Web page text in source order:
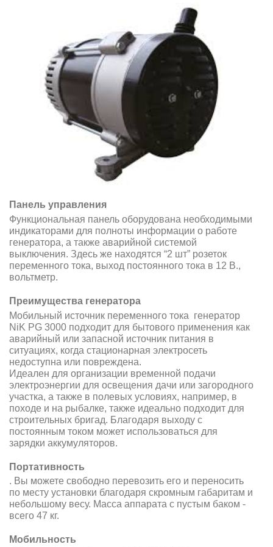
Панель управления
Функциональная панель оборудована необходимыми
индикаторами для полноты информации о работе
генератора, а также аварийной системой
выключения. Здесь же находятся “2 шт” розеток
переменного тока, выход постоянного тока в 12 В.,
вольтметр.
Преимущества генератора
Мобильный источник переменного тока генератор
NiK PG 3000 подходит для бытового применения как
аварийный или запасной источник питания в
ситуациях, когда стационарная электросеть
недоступна или повреждена.
Идеален для организации временной подачи
электроэнергии для освещения дачи или загородного
участка, а также в полевых условиях, например, в
походе и на рыбалке, также идеально подходит для
строительных бригад. Благодаря выходу с
постоянным током может использоваться для
зарядки аккумуляторов.
Портативность
. Вы можете свободно перевозить его и переносить
по месту установки благодаря скромным габаритам и
небольшому весу. Масса аппарата с пустым баком -
всего 47 кг.
Мобильность